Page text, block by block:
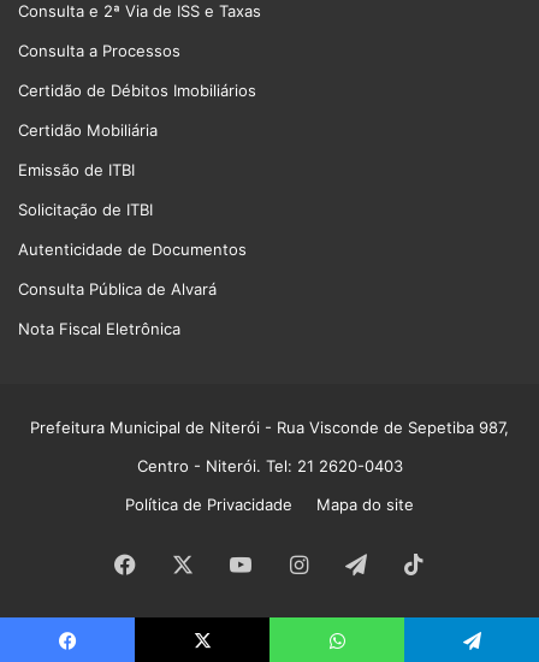
Consulta e 2ª Via de ISS e Taxas
Consulta a Processos
Certidão de Débitos Imobiliários
Certidão Mobiliária
Emissão de ITBI
Solicitação de ITBI
Autenticidade de Documentos
Consulta Pública de Alvará
Nota Fiscal Eletrônica
Prefeitura Municipal de Niterói - Rua Visconde de Sepetiba 987,
Centro - Niterói. Tel: 21 2620-0403
Política de Privacidade
Mapa do site
Facebook YouTubeInstagram
Telegram